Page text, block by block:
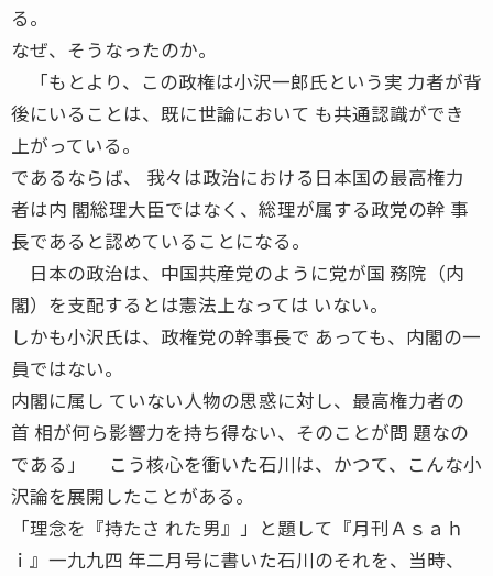
る。
なぜ、そうなったのか。
「もとより、この政権は小沢一郎氏という実 力者が背
後にいることは、既に世論において も共通認識ができ
上がっている。
であるならば、 我々は政治における日本国の最高権力
者は内 閣総理大臣ではなく、総理が属する政党の幹 事
長であると認めていることになる。
日本の政治は、中国共産党のように党が国 務院（内
閣）を支配するとは憲法上なっては いない。
しかも小沢氏は、政権党の幹事長で あっても、内閣の一
員ではない。
内閣に属し ていない人物の思惑に対し、最高権力者の
首 相が何ら影響力を持ち得ない、そのことが問 題なの
である」 こう核心を衝いた石川は、かつて、こんな小
沢論を展開したことがある。
「理念を『持たさ れた男』」と題して『月刊Ａｓａｈ
ｉ』一九九四 年二月号に書いた石川のそれを、当時、